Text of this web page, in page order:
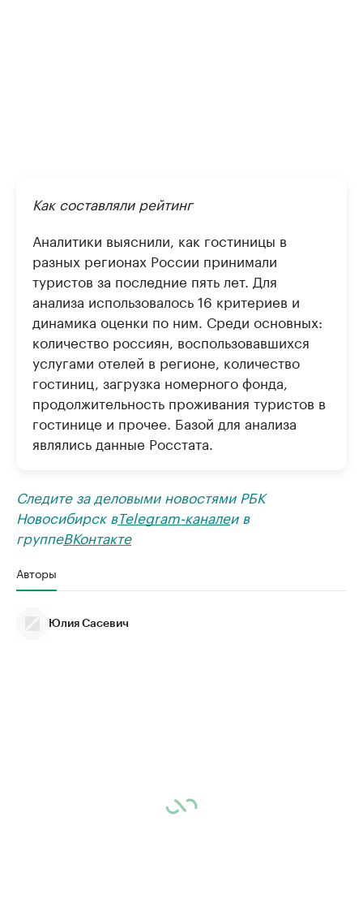
Как составляли рейтинг
Аналитики выяснили, как гостиницы в
разных регионах России принимали
туристов за последние пять лет. Для
анализа использовалось 16 критериев и
динамика оценки по ним. Среди основных:
количество россиян, воспользовавшихся
услугами отелей в регионе, количество
гостиниц, загрузка номерного фонда,
продолжительность проживания туристов в
гостинице и прочее. Базой для анализа
являлись данные Росстата.
Следите за деловыми новостями РБК
Новосибирск вTelegram-каналеи в
группеВКонтакте
Авторы
Юлия Сасевич